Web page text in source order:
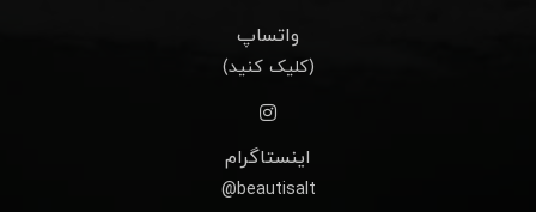
واتساپ
(کلیک کنید)
اینستاگرام
beautisalt@